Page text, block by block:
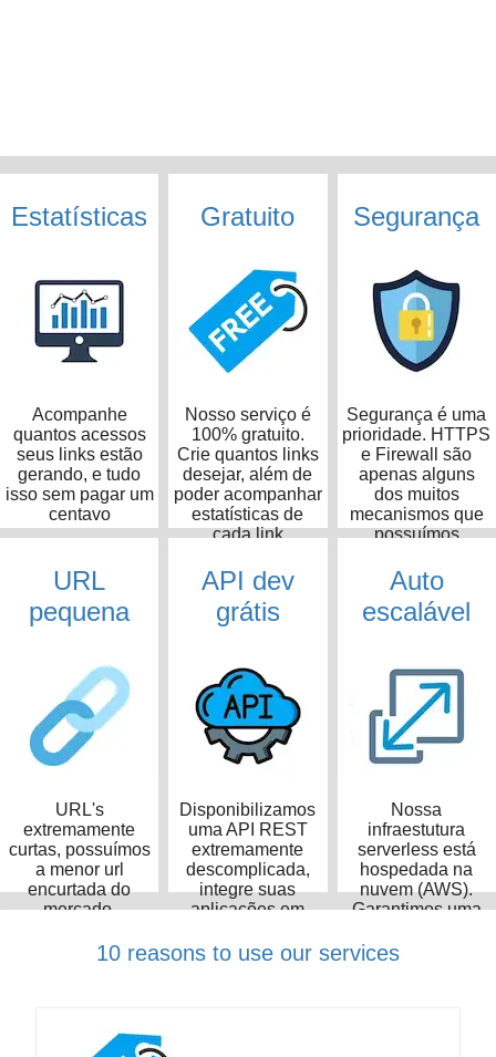
Estatísticas
Acompanhe
quantos acessos
seus links estão
gerando, e tudo
isso sem pagar um
centavo
Gratuito
Nosso serviço é
100% gratuito.
Crie quantos links
desejar, além de
poder acompanhar
estatísticas de
cada link
Segurança
Segurança é uma
prioridade. HTTPS
e Firewall são
apenas alguns
dos muitos
mecanismos que
possuímos
URL
pequena
URL's
extremamente
curtas, possuímos
a menor url
encurtada do
mercado,
14 caracteres
API dev
grátis
Disponibilizamos
uma API REST
extremamente
descomplicada,
integre suas
aplicações em
Auto
escalável
Nossa
infraestutura
serverless está
hospedada na
nuvem (AWS).
Garantimos uma
disponibilidade de
10 reasons to use our services